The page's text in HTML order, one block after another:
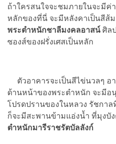
ถ้าใครสนใจจะชมภายในจะมีค่
หลักของที่นี่ จะมีหลังคาเป็นสีส้
พระตำหนักชาลีมงคลอาสน์ศิล
ซองส์ของฝรั่งเศสเป็นหลัก
ตัวอาคารจะเป็นสีไข่นวลๆ อ
ด้านหน้าของพระตำหนัก จะมีอ
โปรดปรานของในหลวง รัชกา
ก็จะมีสะพานข้ามแอ่งน้ำ ที่มุงบั
ตำหนักมารีราชรัตบัลลังก์